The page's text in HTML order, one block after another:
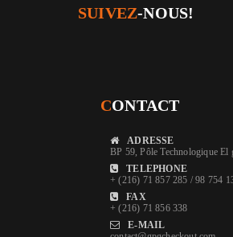
SUIVEZ-NOUS!
CONTACT
ADRESSE
BP 59, Pôle Technologique El
TELEPHONE
+ (216) 71 857 285 / 98 754
FAX
+ (216) 71 856 338
E-MAIL